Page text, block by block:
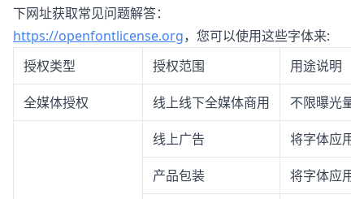
下网址获取常见问题解答：
https://openfontlicense.org，您可以使用这些字体来:
授权类型
授权范围 用途说明
全媒体授权 线上线下全媒体商用 不限曝光量
线上广告 将字体应用
产品包装 将字体应用